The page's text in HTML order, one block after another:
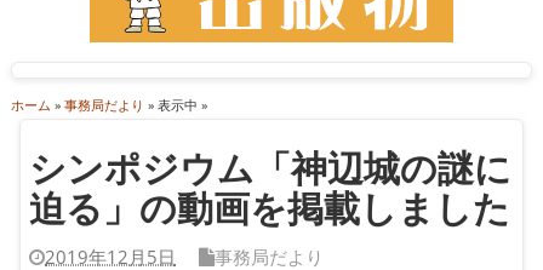
ホーム » 事務局だより » 表示中 »
シンポジウム「神辺城の謎に
迫る」の動画を掲載しました
2019年12月5日 事務局だより